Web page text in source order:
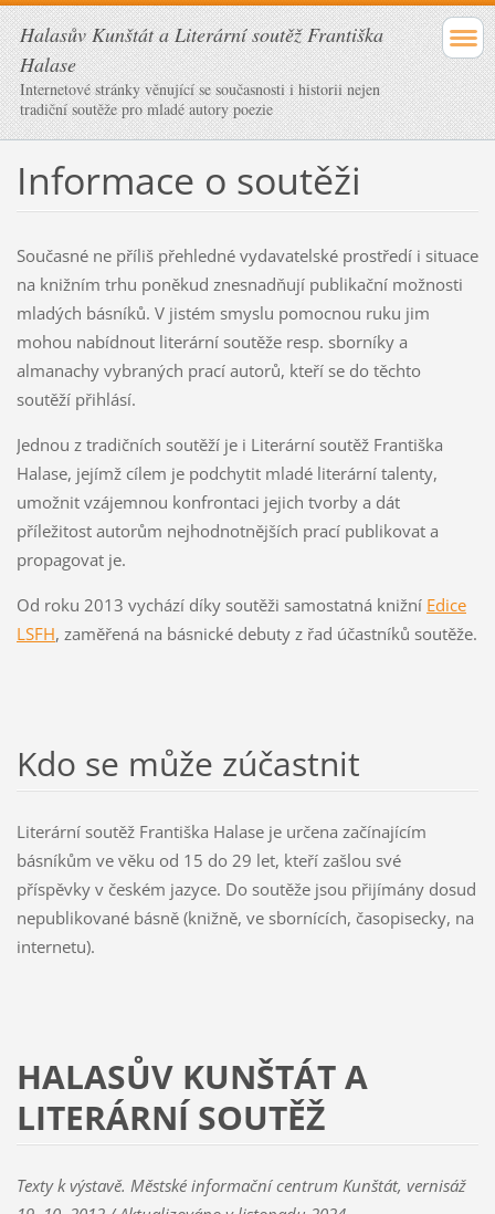
Halasův Kunštát a Literární soutěž Františka
Halase
Internetové stránky věnující se současnosti i historii nejen
tradiční soutěže pro mladé autory poezie
Informace o soutěži
Současné ne příliš přehledné vydavatelské prostředí i situace
na knižním trhu poněkud znesnadňují publikační možnosti
mladých básníků. V jistém smyslu pomocnou ruku jim
mohou nabídnout literární soutěže resp. sborníky a
almanachy vybraných prací autorů, kteří se do těchto
soutěží přihlásí.
Jednou z tradičních soutěží je i Literární soutěž Františka
Halase, jejímž cílem je podchytit mladé literární talenty,
umožnit vzájemnou konfrontaci jejich tvorby a dát
příležitost autorům nejhodnotnějších prací publikovat a
propagovat je.
Od roku 2013 vychází díky soutěži samostatná knižní Edice
LSFH, zaměřená na básnické debuty z řad účastníků soutěže.
Kdo se může zúčastnit
Literární soutěž Františka Halase je určena začínajícím
básníkům ve věku od 15 do 29 let, kteří zašlou své
příspěvky v českém jazyce. Do soutěže jsou přijímány dosud
nepublikované básně (knižně, ve sbornících, časopisecky, na
internetu).
HALASŮV KUNŠTÁT A
LITERÁRNÍ SOUTĚŽ
Texty k výstavě. Městské informační centrum Kunštát, vernisáž